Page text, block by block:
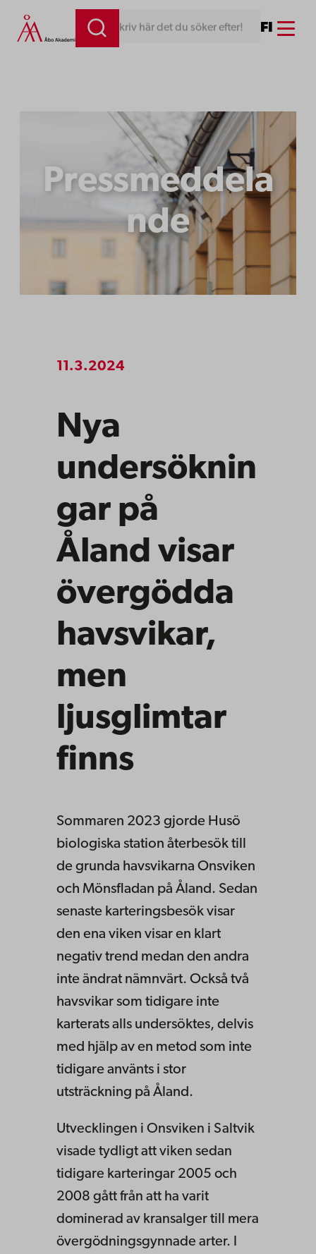
Hoppa
till
Skriv här det du söker efter! FI Menu
Pressmeddela
nde
11.3.2024
Nya
undersöknin
gar på
Åland visar
övergödda
havsvikar,
men
ljusglimtar
finns
Sommaren 2023 gjorde Husö
biologiska station återbesök till
de grunda havsvikarna Onsviken
och Mönsfladan på Åland. Sedan
senaste karteringsbesök visar
den ena viken visar en klart
negativ trend medan den andra
inte ändrat nämnvärt. Också två
havsvikar som tidigare inte
karterats alls undersöktes, delvis
med hjälp av en metod som inte
tidigare använts i stor
utsträckning på Åland.
Utvecklingen i Onsviken i Saltvik
visade tydligt att viken sedan
tidigare karteringar 2005 och
2008 gått från att ha varit
dominerad av kransalger till mera
övergödningsgynnade arter. I